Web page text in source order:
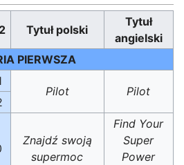
Tytuł polski
Tytuł
angielski
PIERWSZA
Pilot
Pilot
Znajdź swoją
supermoc
Find Your
Super
Power